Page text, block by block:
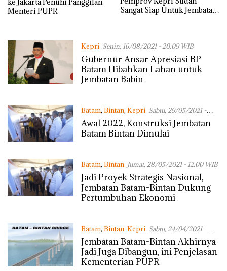
Menteri PUPR
Sangat Siap Untuk Jembatan
Kepri Senin, 16/08/2021 - 20:09 WIB
Gubernur Ansar Apresiasi BP
Batam Hibahkan Lahan untuk
Jembatan Babin
Batam, Bintan, Kepri Sabtu, 29/05/2021 -
04:33 WIB
Awal 2022, Konstruksi Jembatan
Batam Bintan Dimulai
Batam, Bintan Jumat, 28/05/2021 - 12:00 WIB
Jadi Proyek Strategis Nasional,
Jembatan Batam-Bintan Dukung
Pertumbuhan Ekonomi
Batam, Bintan, Kepri Sabtu, 24/04/2021 -
10:06 WIB
Jembatan Batam-Bintan Akhirnya
Jadi Juga Dibangun, ini Penjelasan
Kementerian PUPR